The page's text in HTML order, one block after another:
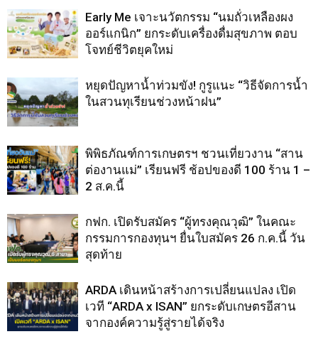
Early Me เจาะนวัตกรรม “นมถั่วเหลืองผง
ออร์แกนิก” ยกระดับเครื่องดื่มสุขภาพ ตอบ
โจทย์ชีวิตยุคใหม่
หยุดปัญหาน้ำท่วมขัง! กูรูแนะ “วิธีจัดการน้ำ
ในสวนทุเรียนช่วงหน้าฝน”
พิพิธภัณฑ์การเกษตรฯ ชวนเที่ยวงาน “สาน
ต่องานแม่” เรียนฟรี ช้อปของดี 100 ร้าน 1 –
2 ส.ค.นี้
กฟก. เปิดรับสมัคร “ผู้ทรงคุณวุฒิ” ในคณะ
กรรมการกองทุนฯ ยื่นใบสมัคร 26 ก.ค.นี้ วัน
สุดท้าย
ARDA เดินหน้าสร้างการเปลี่ยนแปลง เปิด
เวที “ARDA x ISAN” ยกระดับเกษตรอีสาน
จากองค์ความรู้สู่รายได้จริง